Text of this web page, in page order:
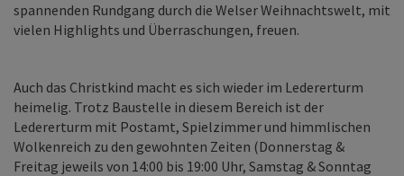
spannenden Rundgang durch die Welser Weihnachtswelt, mit
vielen Highlights und Überraschungen, freuen.
Auch das Christkind macht es sich wieder im Ledererturm
heimelig. Trotz Baustelle in diesem Bereich ist der
Ledererturm mit Postamt, Spielzimmer und himmlischen
Wolkenreich zu den gewohnten Zeiten (Donnerstag &
Freitag jeweils von 14:00 bis 19:00 Uhr, Samstag & Sonntag